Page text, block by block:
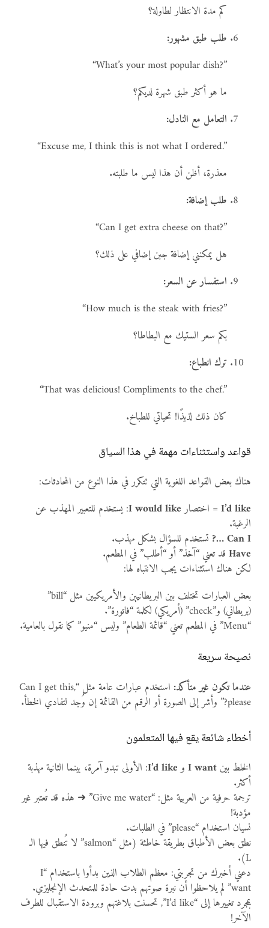
كم مدة الانتظار لطاولة؟
طلب طبق مشهور:
“What’s your most popular dish?”
ما هو أكثر طبق شهرة لديكم؟
التعامل مع النادل:
“Excuse me, I think this is not what I ordered.”
معذرة، أظن أن هذا ليس ما طلبته.
طلب إضافة:
“Can I get extra cheese on that?”
هل يمكنني إضافة جبن إضافي على ذلك؟
استفسار عن السعر:
“How much is the steak with fries?”
بكم سعر الستيك مع البطاطا؟
ترك انطباع:
“That was delicious! Compliments to the chef.”
كان ذلك لذيذًا! تحياتي للطباخ.
قواعد واستثناءات مهمة في هذا السياق
هناك بعض القواعد اللغوية التي تتكرر في هذا النوع من المحادثات:
I’d like= اختصارI would like: يستخدم للتعبير المهذب عن
الرغبة.
Can I …?
تستخدم للسؤال بشكل مهذب.
Haveقد تعني “آخذ” أو “أطلب” في المطعم.
لكن هناك استثناءات يجب الانتباه لها:
بعض العبارات تختلف بين البريطانيين والأمريكيين مثل “bill”
(بريطاني) و”check” (أمريكي) لكلمة “فاتورة”.
“Menu” في المطعم تعني “قائمة الطعام” وليس “منيو” كما نقول بالعامية.
نصيحة سريعة
عندما تكون غير متأكد:
استخدم عبارات عامة مثل “Can I get this,
please?” وأشر إلى الصورة أو الرقم من القائمة إن وُجد لتفادي الخطأ.
أخطاء شائعة يقع فيها المتعلمون
الخلط بين I wantوI’d like: الأولى تبدو آمرة، بينما الثانية مهذبة
أكثر.
ترجمة حرفية من العربية مثل: “Give me water” ➜ هذه قد تُعتبر غير
مؤدبة!
نسيان استخدام “please” في الطلبات.
نطق بعض الأطباق بطريقة خاطئة (مثل “salmon” لا تُنطق فيها الـ
L).
دعني أخبرك من تجربتي: معظم الطلاب الذين بدأوا باستخدام “I
want” لم يلاحظوا أن نبرة صوتهم بدت حادة للمتحدث الإنجليزي.
بمجرد تغييرها إلى “I’d like”, تحسنت بلاغتهم وبرودة الاستقبال للطرف
الآخر!